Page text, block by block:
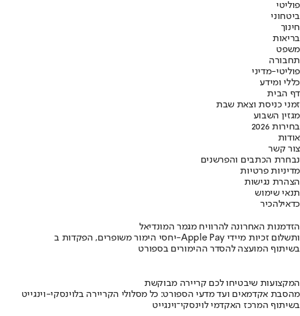
פוליטי
ביטחוני
חינוך
בריאות
משפט
תחבורה
פוליטי-מדיני
כללי ומידע
דף הבית
זמני כניסת וצאת שבת
מגזין השבוע
בחירות 2026
אודות
צור קשר
נבחרת הכתבים והפרשנים
מדיניות פרטיות
הצהרת נגישות
תנאי שימוש
כדאילהכיר
הזדמנות האחרונה להרוויח מגמר המונדיאל
יחסי הימור משופרים, הפקדות ב-Apple Pay ותשלום זכיות מיידי
בשיתוף המועצה להסדר ההימורים בספורט
המקצועות שיבטיחו לכם קריירה מבוקשת
מהסבת אקדמאים ועד מדעי הספורט: כל מסלולי הקריירה בלוינסקי-וינגייט
בשיתוף המרכז האקדמי לוינסקי־וינגייט